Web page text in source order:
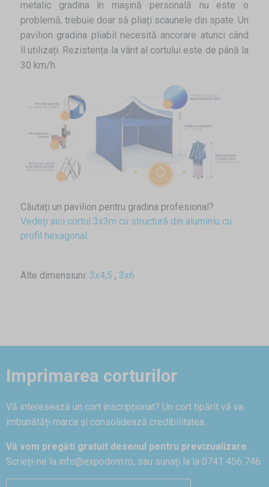
metalic gradina în mașină personală nu este o
problemă, trebuie doar să pliați scaunele din spate. Un
pavilion gradina pliabil necesită ancorare atunci când
îl utilizați. Rezistența la vânt al cortului este de până la
30 km/h.
Căutați un pavilion pentru gradina profesional?
Vedeți aici cortul 3x3m cu structură din aluminiu cu
profil hexagonal.
Alte dimensiuni: 3x4,5 , 3x6
Imprimarea corturilor
Vă interesează un cort inscripționat? Un cort tipărit vă va
îmbunătăți marca și consolidează credibilitatea.
Vă vom pregăti gratuit desenul pentru previzualizare.
Scrieți-ne la info@expodom.ro, sau sunați la la 0741 456 746.